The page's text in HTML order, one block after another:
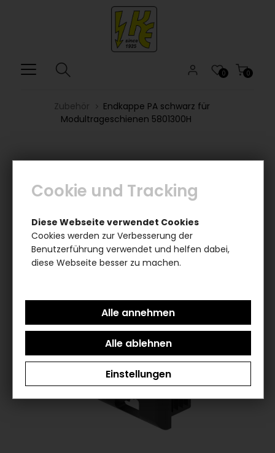
0
0
Zubehör
Endkappe PA schwarz für
Modultrageschienen 5801300H
Cookie und Tracking
Diese Webseite verwendet Cookies
Cookies werden zur Verbesserung der
Benutzerführung verwendet und helfen dabei,
diese Webseite besser zu machen.
Einstellungen